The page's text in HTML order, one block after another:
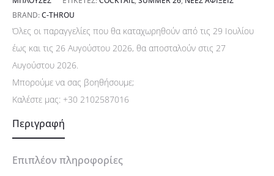
BRAND:C-THROU
Όλες οι παραγγελίες που θα καταχωρηθούν από τις 29 Ιουλίου
έως και τις 26 Αυγούστου 2026, θα αποσταλούν στις 27
Αυγούστου 2026.
Μπορούμε να σας βοηθήσουμε;
Καλέστε μας: +30 2102587016
Περιγραφή
Επιπλέον πληροφορίες